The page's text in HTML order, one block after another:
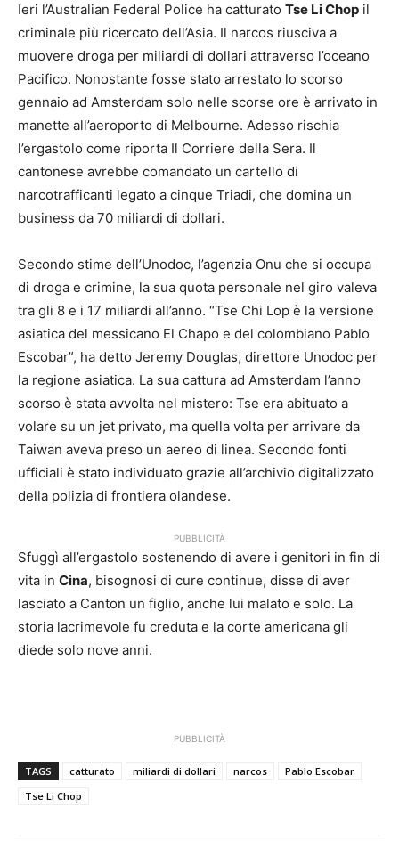
Ieri l’Australian Federal Police ha catturato Tse Li Chop il
criminale più ricercato dell’Asia. Il narcos riusciva a
muovere droga per miliardi di dollari attraverso l’oceano
Pacifico. Nonostante fosse stato arrestato lo scorso
gennaio ad Amsterdam solo nelle scorse ore è arrivato in
manette all’aeroporto di Melbourne. Adesso rischia
l’ergastolo come riporta Il Corriere della Sera. Il
cantonese avrebbe comandato un cartello di
narcotrafficanti legato a cinque Triadi, che domina un
business da 70 miliardi di dollari.
Secondo stime dell’Unodoc, l’agenzia Onu che si occupa
di droga e crimine, la sua quota personale nel giro valeva
tra gli 8 e i 17 miliardi all’anno. “Tse Chi Lop è la versione
asiatica del messicano El Chapo e del colombiano Pablo
Escobar”, ha detto Jeremy Douglas, direttore Unodoc per
la regione asiatica. La sua cattura ad Amsterdam l’anno
scorso è stata avvolta nel mistero: Tse era abituato a
volare su un jet privato, ma quella volta per arrivare da
Taiwan aveva preso un aereo di linea. Secondo fonti
ufficiali è stato individuato grazie all’archivio digitalizzato
della polizia di frontiera olandese.
PUBBLICITÀ
Sfuggì all’ergastolo sostenendo di avere i genitori in fin di
vita in Cina, bisognosi di cure continue, disse di aver
lasciato a Canton un figlio, anche lui malato e solo. La
storia lacrimevole fu creduta e la corte americana gli
diede solo nove anni.
PUBBLICITÀ
TAGS catturato miliardi di dollari narcos
Pablo Escobar
Tse Li Chop